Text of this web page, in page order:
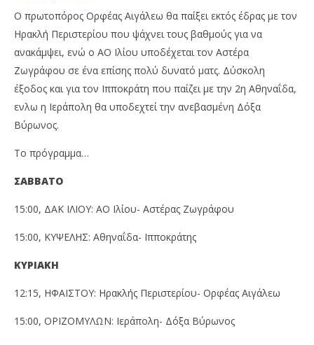
Ο πρωτοπόρος Ορφέας Αιγάλεω θα παίξει εκτός έδρας με τον
Ηρακλή Περιστερίου που ψάχνει τους βαθμούς για να
ανακάμψει, ενώ ο ΑΟ Ιλίου υποδέχεται τον Αστέρα
Ζωγράφου σε ένα επίσης πολύ δυνατό ματς. Δύσκολη
έξοδος και για τον Ιπποκράτη που παίζει με την 2η Αθηναΐδα,
ενλω η Ιεράπολη θα υποδεχτεί την ανεβασμένη Δόξα
Βύρωνος.
Το πρόγραμμα…
ΣΑΒΒΑΤΟ
15:00, ΔΑΚ ΙΛΙΟΥ: ΑΟ Ιλίου- Αστέρας Ζωγράφου
15:00, ΚΥΨΕΛΗΣ: Αθηναΐδα- Ιπποκράτης
ΚΥΡΙΑΚΗ
12:15, ΗΦΑΙΣΤΟΥ: Ηρακλής Περιστερίου- Ορφέας Αιγάλεω
15:00, ΟΡΙΖΟΜΥΛΩΝ: Ιεράπολη- Δόξα Βύρωνος